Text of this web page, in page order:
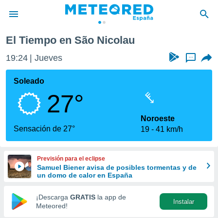
de
por
que se
calidad.
a este
las
y
forma
digital
basada
El Tiempo en São Nicolau
19:24 Jueves ...
Soleado
27°
Sensación de 27°
Noroeste
19
41 km/h
Previsión para el eclipse
Samuel Biener avisa de posibles tormentas y de
un domo de calor en España
¡Descarga GRATIS la app de
Meteored!
Instalar